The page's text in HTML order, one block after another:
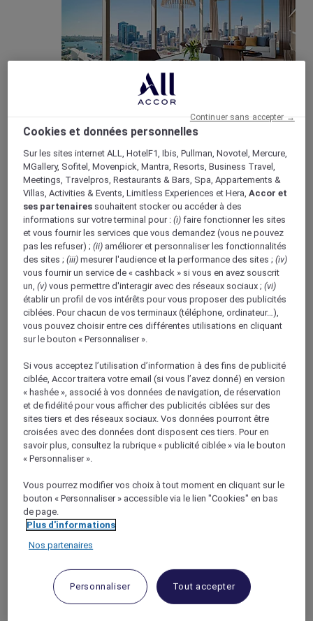
Club Millésime
Retour
Réunions et conférences
Mariages
Magazine
Retour
Cookies et données personnelles
Sur les sites internet ALL, HotelF1, Ibis, Pullman, Novotel, Mercure,
MGallery, Sofitel, Movenpick, Mantra, Resorts, Business Travel,
Meetings, Travelpros, Restaurants & Bars, Spa, Appartements &
Villas, Activities & Events, Limitless Experiences et Hera,Accor et
ses partenaires souhaitent stocker ou accéder à des
informations sur votre terminal pour :(i) faire fonctionner les sites
et vous fournir les services que vous demandez (vous ne pouvez
pas les refuser) ;(ii) améliorer et personnaliser les fonctionnalités
des sites ;(iii) mesurer l'audience et la performance des sites ;(iv)
vous fournir un service de « cashback » si vous en avez souscrit
un,(v) vous permettre d'interagir avec des réseaux sociaux ;(vi)
établir un profil de vos intérêts pour vous proposer des publicités
ciblées. Pour chacun de vos terminaux (téléphone, ordinateur…),
vous pouvez choisir entre ces différentes utilisations en cliquant
sur le bouton « Personnaliser ».
Si vous acceptez l’utilisation d’information à des fins de publicité
ciblée, Accor traitera votre email (si vous l’avez donné) en version
« hashée », associé à vos données de navigation, de réservation
et de fidélité pour vous afficher des publicités ciblées sur des
sites tiers et des réseaux sociaux. Vos données pourront être
croisées avec des données dont disposent ces tiers. Pour en
savoir plus, consultez la rubrique « publicité ciblée » via le bouton
« Personnaliser ».
Vous pourrez modifier vos choix à tout moment en cliquant sur le
bouton « Personnaliser » accessible via le lien "Cookies" en bas
de page.
Plus d'informations
Nos partenaires
Personnaliser Tout accepter
Continuer sans accepter →